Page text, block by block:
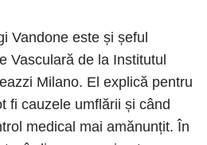
Vandone este și șeful
Vasculară de la Institutul
Milano. El explică pentru
fi cauzele umflării și când
medical mai amănunțit. În